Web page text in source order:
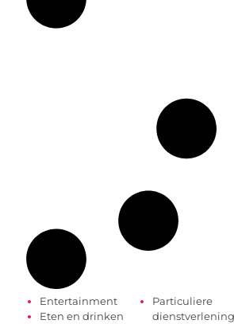
Entertainment
Eten en drinken
Particuliere
dienstverlening